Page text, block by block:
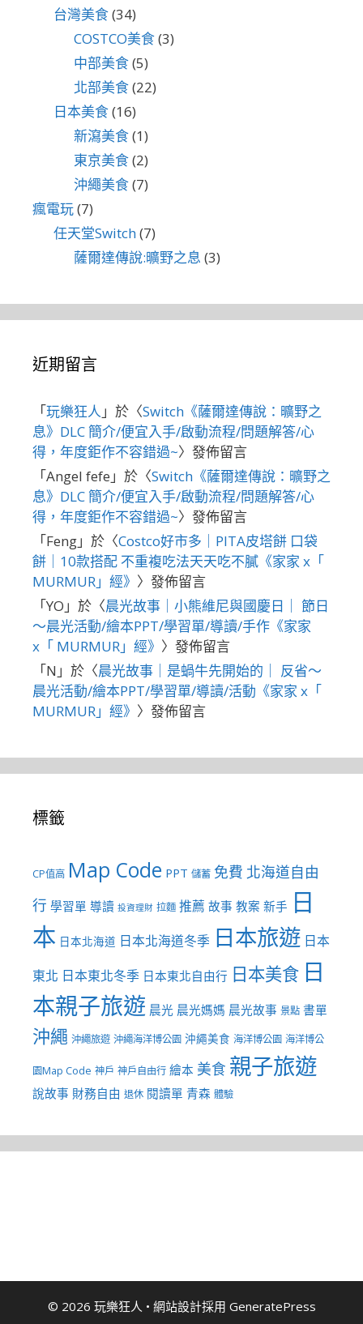
台灣美食(34)
COSTCO美食(3)
中部美食(5)
北部美食(22)
日本美食(16)
新瀉美食(1)
東京美食(2)
沖繩美食(7)
瘋電玩(7)
任天堂Switch(7)
薩爾達傳說:曠野之息 (3)
近期留言
「玩樂狂人 」於〈Switch《薩爾達傳說：曠野之
息》DLC 簡介/便宜入手/啟動流程/問題解答/心
得，年度鉅作不容錯過~〉發佈留言
「Angel fefe 」於〈Switch《薩爾達傳說：曠野之
息》DLC 簡介/便宜入手/啟動流程/問題解答/心
得，年度鉅作不容錯過~〉發佈留言
「Feng」於〈Costco好市多｜PITA皮塔餅 口袋
餅｜10款搭配 不重複吃法天天吃不膩《家家 x「
MURMUR」經》 〉發佈留言
「YO 」於〈晨光故事｜小熊維尼與國慶日｜ 節日
～晨光活動/繪本PPT/學習單/導讀/手作《家家
x「 MURMUR」經》 〉發佈留言
「N 」於〈晨光故事｜是蝸牛先開始的｜ 反省～
晨光活動/繪本PPT/學習單/導讀/活動《家家 x「
MURMUR」經》 〉發佈留言
標籤
CP值高 Map Code PPT 儲蓄 免費 北海道自由
行 學習單 導讀 投資理財 拉麵 推薦 故事 教案 新手 日
本 日本北海道 日本北海道冬季 日本旅遊 日本
東北 日本東北冬季 日本東北自由行 日本美食 日
本親子旅遊 晨光 晨光媽媽 晨光故事 景點 書單
沖繩 沖繩旅遊 沖繩海洋博公園 沖繩美食 海洋博公園 海洋博公
園Map Code 神戶 神戶自由行 繪本 美食 親子旅遊
說故事 財務自由 退休 閱讀單 青森 體驗
© 2026 玩樂狂人 • 網站設計採用 GeneratePress